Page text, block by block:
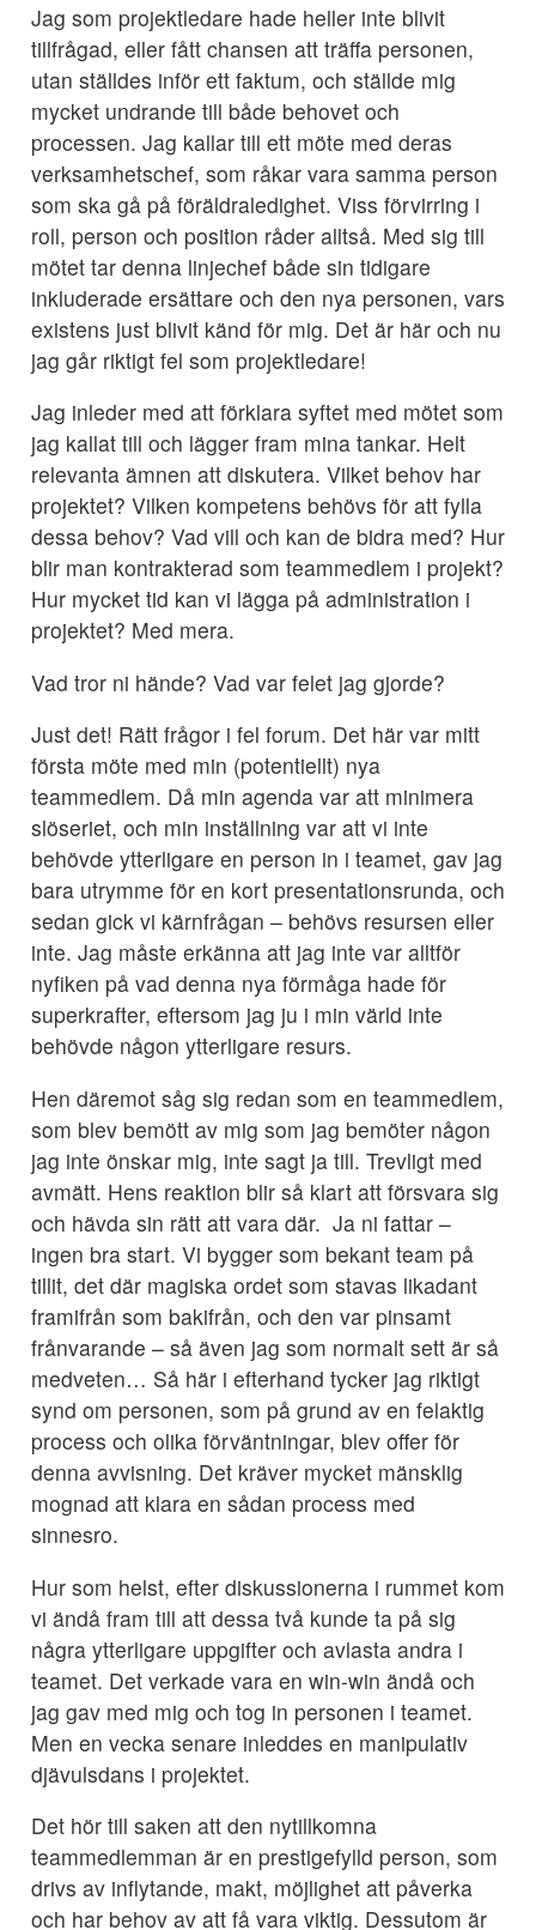
Jag som projektledare hade heller inte blivit
tillfrågad, eller fått chansen att träffa personen,
utan ställdes inför ett faktum, och ställde mig
mycket undrande till både behovet och
processen. Jag kallar till ett möte med deras
verksamhetschef, som råkar vara samma person
som ska gå på föräldraledighet. Viss förvirring i
roll, person och position råder alltså. Med sig till
mötet tar denna linjechef både sin tidigare
inkluderade ersättare och den nya personen, vars
existens just blivit känd för mig. Det är här och nu
jag går riktigt fel som projektledare!
Jag inleder med att förklara syftet med mötet som
jag kallat till och lägger fram mina tankar. Helt
relevanta ämnen att diskutera. Vilket behov har
projektet? Vilken kompetens behövs för att fylla
dessa behov? Vad vill och kan de bidra med? Hur
blir man kontrakterad som teammedlem i projekt?
Hur mycket tid kan vi lägga på administration i
projektet? Med mera.
Vad tror ni hände? Vad var felet jag gjorde?
Just det! Rätt frågor i fel forum. Det här var mitt
första möte med min (potentiellt) nya
teammedlem. Då min agenda var att minimera
slöseriet, och min inställning var att vi inte
behövde ytterligare en person in i teamet, gav jag
bara utrymme för en kort presentationsrunda, och
sedan gick vi kärnfrågan – behövs resursen eller
inte. Jag måste erkänna att jag inte var alltför
nyfiken på vad denna nya förmåga hade för
superkrafter, eftersom jag ju i min värld inte
behövde någon ytterligare resurs.
Hen däremot såg sig redan som en teammedlem,
som blev bemött av mig som jag bemöter någon
jag inte önskar mig, inte sagt ja till. Trevligt med
avmätt. Hens reaktion blir så klart att försvara sig
och hävda sin rätt att vara där. Ja ni fattar –
ingen bra start. Vi bygger som bekant team på
tillit, det där magiska ordet som stavas likadant
framifrån som bakifrån, och den var pinsamt
frånvarande – så även jag som normalt sett är så
medveten… Så här i efterhand tycker jag riktigt
synd om personen, som på grund av en felaktig
process och olika förväntningar, blev offer för
denna avvisning. Det kräver mycket mänsklig
mognad att klara en sådan process med
sinnesro.
Hur som helst, efter diskussionerna i rummet kom
vi ändå fram till att dessa två kunde ta på sig
några ytterligare uppgifter och avlasta andra i
teamet. Det verkade vara en win-win ändå och
jag gav med mig och tog in personen i teamet.
Men en vecka senare inleddes en manipulativ
djävulsdans i projektet.
Det hör till saken att den nytillkomna
teammedlemman är en prestigefylld person, som
drivs av inflytande, makt, möjlighet att påverka
och har behov av att få vara viktig. Dessutom är